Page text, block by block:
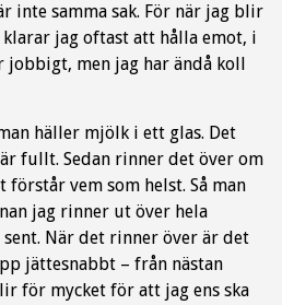
inte samma sak. För när jag blir
jag oftast att hålla emot, i
jobbigt, men jag har ändå koll
häller mjölk i ett glas. Det
fullt. Sedan rinner det över om
vem som helst. Så man
jag rinner ut över hela
När det rinner över är det
jättesnabbt – från nästan
för mycket för att jag ens ska